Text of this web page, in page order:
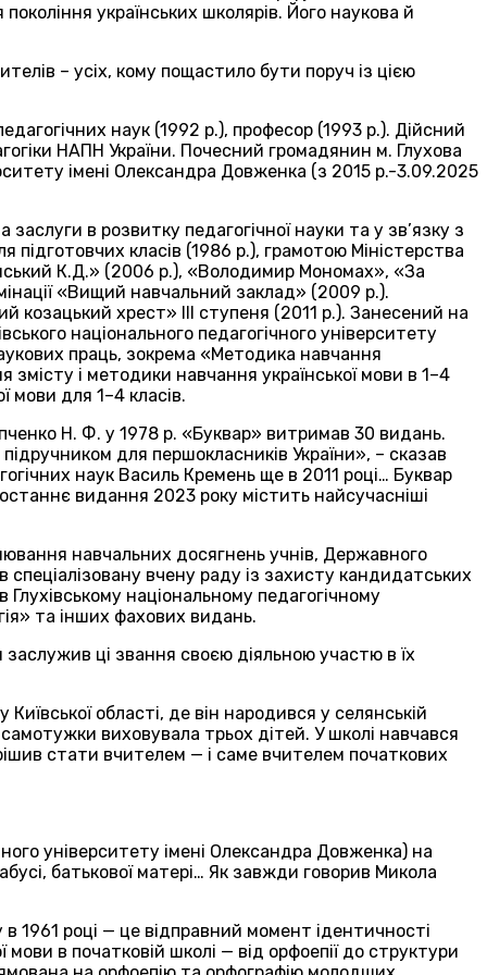
українських школярів. Його наукова й
– усіх, кому пощастило бути поруч із цією
наук (1992 р.), професор (1993 р.). Дійсний
НАПН України. Почесний громадянин м. Глухова
імені Олександра Довженка (з 2015 р.-3.09.2025
в розвитку педагогічної науки та у зв’язку з
класів (1986 р.), грамотою Міністерства
К.Д.» (2006 р.), «Володимир Мономах», «За
«Вищий навчальний заклад» (2009 р.).
хрест» ІІІ ступеня (2011 р.). Занесений на
національного педагогічного університету
праць, зокрема «Методика навчання
змісту і методики навчання української мови в 1–4
мови для 1–4 класів.
Н. Ф. у 1978 р. «Буквар» витримав 30 видань.
для першокласників України», – сказав
наук Василь Кремень ще в 2011 році… Буквар
видання 2023 року містить найсучасніші
навчальних досягнень учнів, Державного
вчену раду із захисту кандидатських
національному педагогічному
та інших фахових видань.
ці звання своєю діяльною участю в їх
області, де він народився у селянській
виховувала трьох дітей. У школі навчався
стати вчителем — і саме вчителем початкових
університету імені Олександра Довженка) на
батькової матері… Як завжди говорив Микола
в 1961 році — це відправний момент ідентичності
в початковій школі — від орфоепії до структури